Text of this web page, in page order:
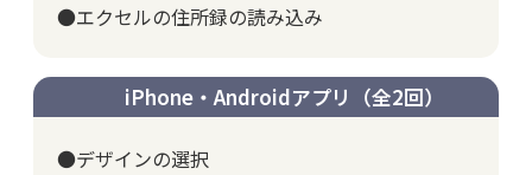
●エクセルの住所録の読み込み
iPhone・Androidアプリ（全2回）
●デザインの選択